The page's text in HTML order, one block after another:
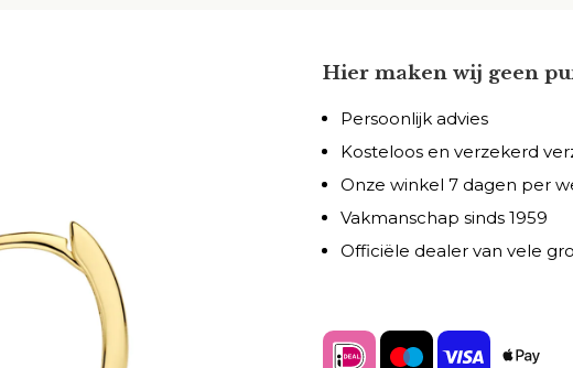
Hier maken wij geen
Persoonlijk advies
Kosteloos en verzekerd
Onze winkel 7 dagen per
Vakmanschap sinds 1959
Officiële dealer van vele